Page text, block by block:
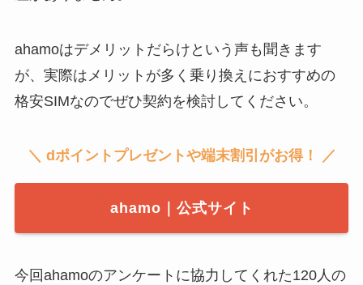
ahamoはデメリットだらけという声も聞きます
が、実際はメリットが多く乗り換えにおすすめの
格安SIMなのでぜひ契約を検討してください。
＼ dポイントプレゼントや端末割引がお得！ ／
ahamo｜公式サイト
今回ahamoのアンケートに協力してくれた120人の